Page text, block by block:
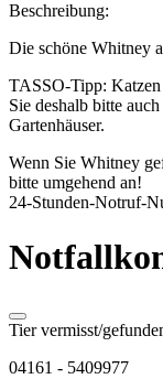
Beschreibung:
Die schöne Whitney
TASSO-Tipp: Katzen
Sie deshalb bitte
Gartenhäuser.
Wenn Sie Whitney
bitte umgehend an!
24-Stunden-Notruf-
Tier vermisst/
04161 - 5409977